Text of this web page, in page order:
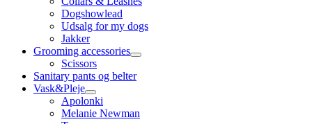
Dogshowlead
Udsalg for my dogs
Jakker
Grooming accessories
Scissors
Sanitary pants og belter
Vask&Pleje
Apolonki
Melanie Newman